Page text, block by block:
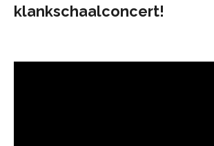
klankschaalconcert!